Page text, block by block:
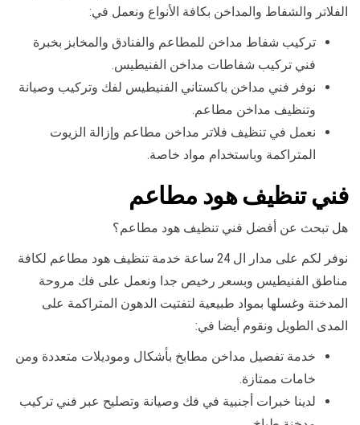
الفلاتر والشفاط والمداخن بكافة الأنواع ونعمل في:
تركيب شفاط مداخن للمطاعم والفنادق والمخابز بخبرة
فني تركيب شفاطات مداخن الفنيطيس.
نوفر فني مداخن باكستاني الفنيطيس لفك وتركيب وصيانة
وتنظيف مداخن مطاعم.
نعمل في تنظيف فلاتر مداخن مطاعم وإزالة الزيوت
المتراكمة وباستخدام مواد خاصة.
فني تنظيف هود مطاعم
هل تبحث عن أفضل فني تنظيف هود مطاعم؟
نوفر لكم على مدار ال 24 ساعة خدمة تنظيف هود مطاعم لكافة
مناطق الفنيطيس وبسعر رخيص جدا ونعمل على فك مروحة
المدخنة وغسلها بمواد طبيعية لتفتيت الدهون المتراكمة على
المدى الطويل ونقوم أيضا في:
خدمة تفصيل مداخن مطابخ بأشكال وموديلات متعددة ومن
خامات ممتازة.
لدينا خبرات أجنبية في فك وصيانة وتصليح عبر فني تركيب